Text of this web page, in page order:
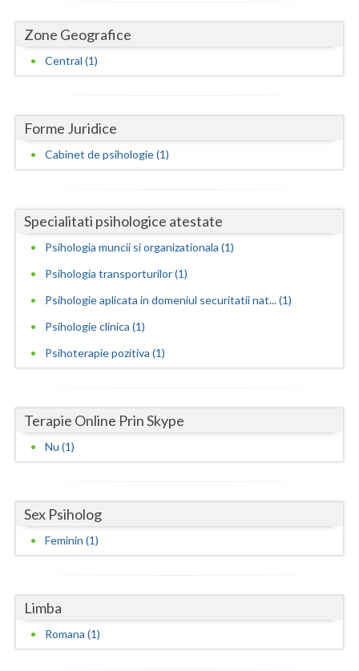
Hunedoara
Ialomita
Ilfov
Maramures
Mures
Neamt
Salaj
Sibiu
Suceava
Timis
Tulcea
Vaslui
Vrancea
Zone Geografice
Central (1)
Forme Juridice
Cabinet de psihologie (1)
Specialitati psihologice atestate
Psihologia muncii si organizationala (1)
Psihologia transporturilor (1)
Psihologie aplicata in domeniul securitatii nat... (1)
Psihologie clinica (1)
Psihoterapie pozitiva (1)
Terapie Online Prin Skype
Nu (1)
Sex Psiholog
Feminin (1)
Limba
Romana (1)